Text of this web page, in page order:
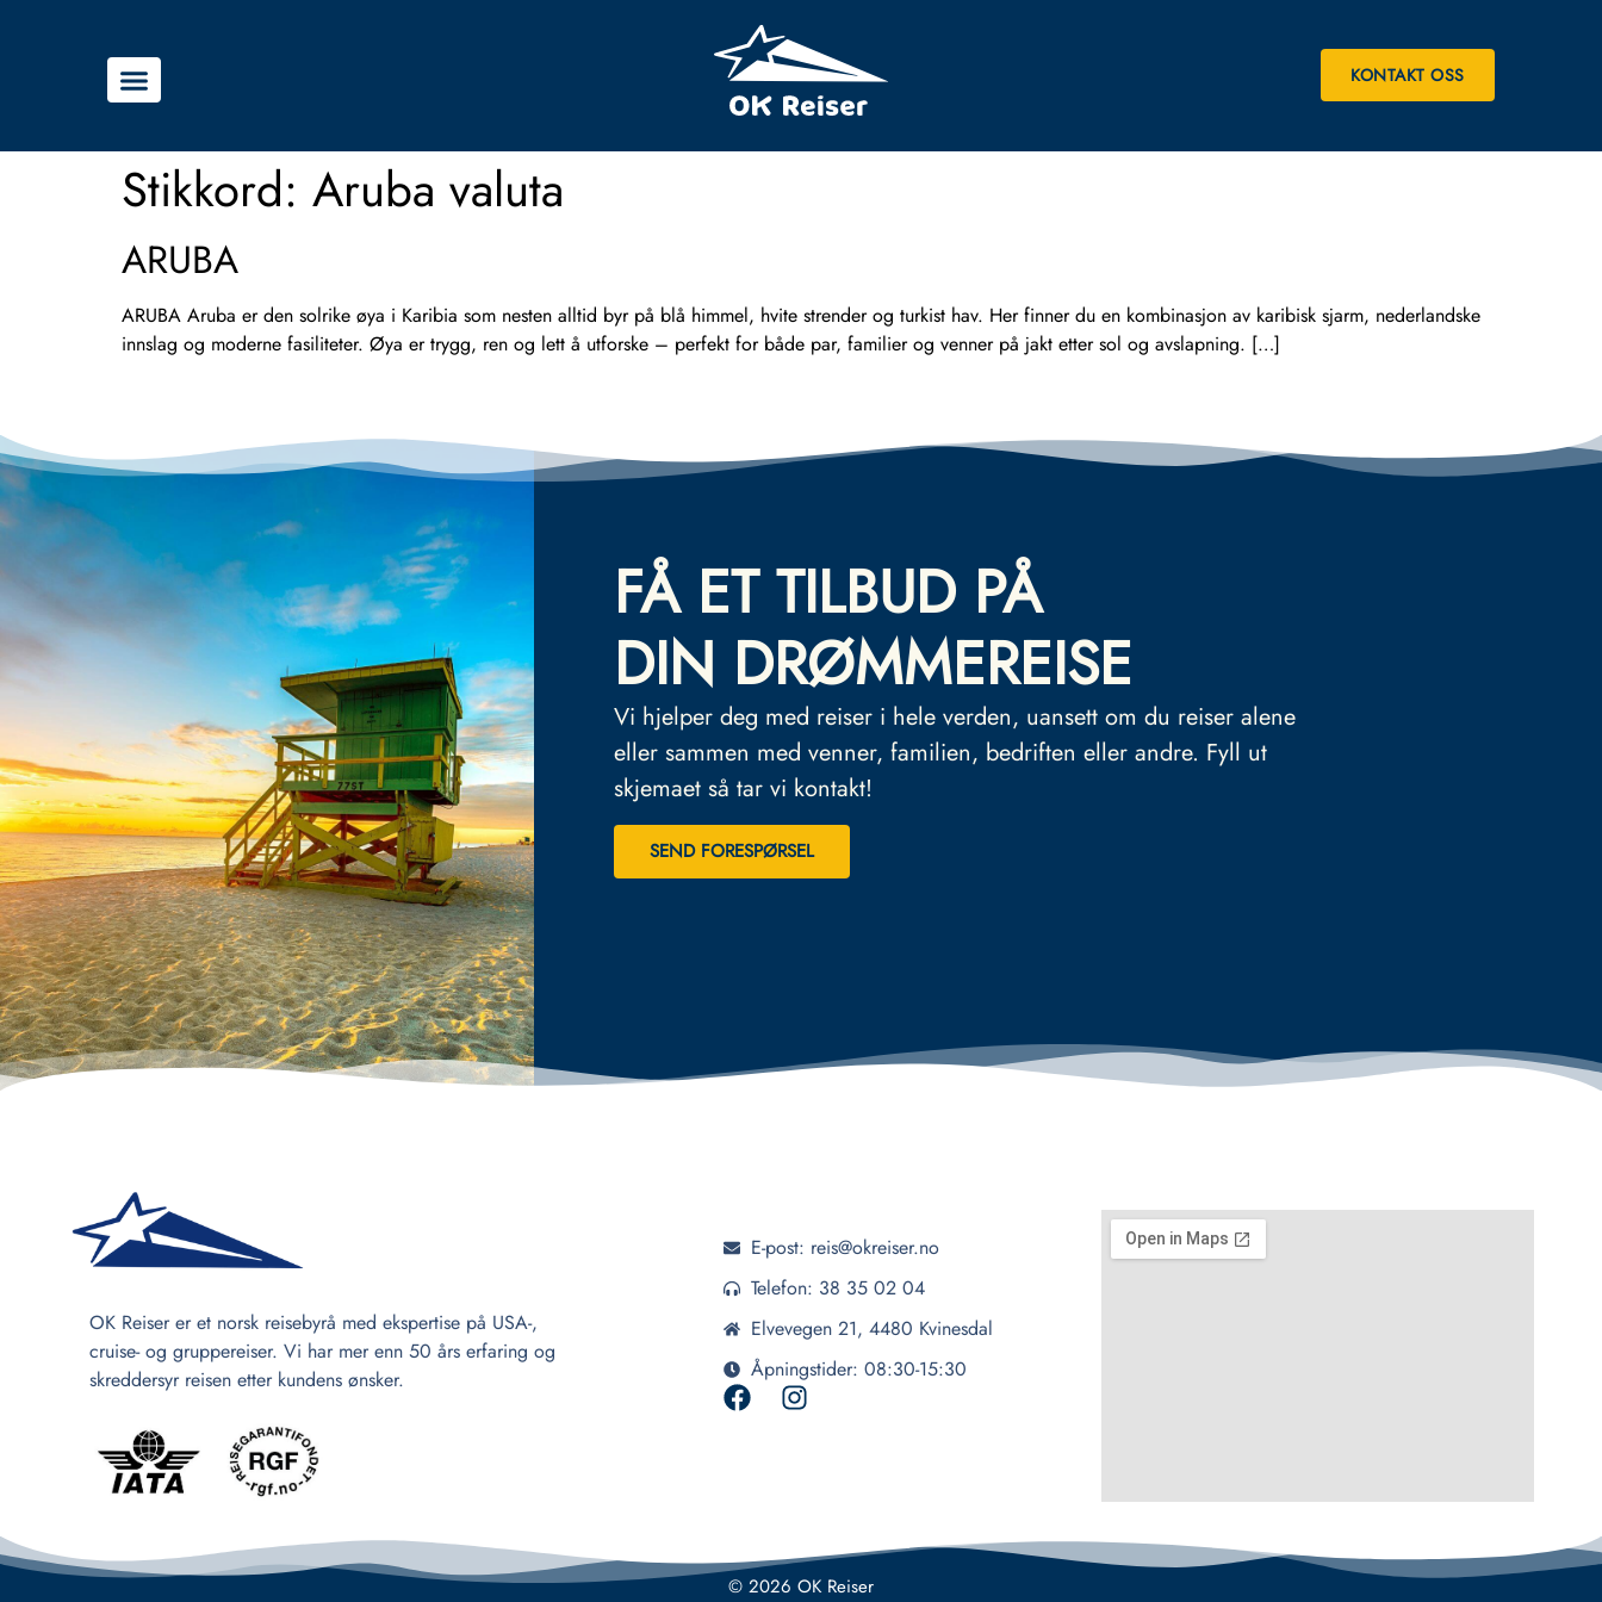
KONTAKT OSS
Stikkord: Aruba valuta
ARUBA
ARUBA Aruba er den solrike øya i Karibia som nesten alltid byr på blå himmel, hvite strender og turkist hav. Her finner du en kombinasjon av karibisk sjarm, nederlandske
innslag og moderne fasiliteter. Øya er trygg, ren og lett å utforske – perfekt for både par, familier og venner på jakt etter sol og avslapning. […]
FÅ ET TILBUD PÅ
DIN DRØMMEREISE
Vi hjelper deg med reiser i hele verden, uansett om du reiser alene
eller sammen med venner, familien, bedriften eller andre. Fyll ut
skjemaet så tar vi kontakt!
SEND FORESPØRSEL
OK Reiser er et norsk reisebyrå med ekspertise på USA-,
cruise- og gruppereiser. Vi har mer enn 50 års erfaring og
skreddersyr reisen etter kundens ønsker.
E-post: reis@okreiser.no
Telefon: 38 35 02 04
Elvevegen 21, 4480 Kvinesdal
Åpningstider: 08:30-15:30
© 2026 OK Reiser